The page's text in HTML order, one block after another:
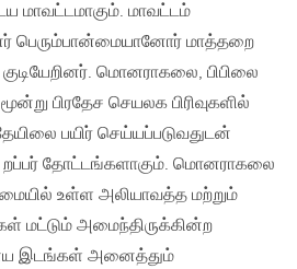
மாவட்டமாகும். மாவட்டம்
பெரும்பான்மையானோர் மாத்தறை
குடியேறினர். மொனராகலை, பிபிலை
பிரதேச செயலக பிரிவுகளில்
பயிர் செய்யப்படுவதுடன்
தோட்டங்களாகும். மொனராகலை
உள்ள அலியாவத்த மற்றும்
மட்டும் அமைந்திருக்கின்ற
இடங்கள் அனைத்தும்